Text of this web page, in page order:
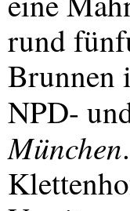
rund
Brunnen
NPD-
München